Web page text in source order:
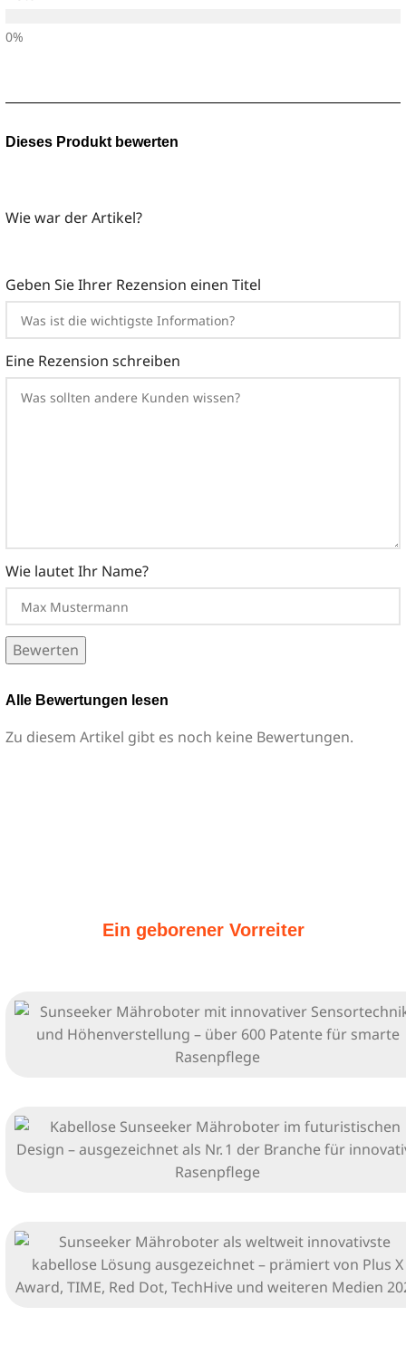
Dieses Produkt bewerten
Wie war der Artikel?
Geben Sie Ihrer Rezension einen Titel
Eine Rezension schreiben
Wie lautet Ihr Name?
Bewerten
Alle Bewertungen lesen
Zu diesem Artikel gibt es noch keine Bewertungen.
Ein geborener Vorreiter